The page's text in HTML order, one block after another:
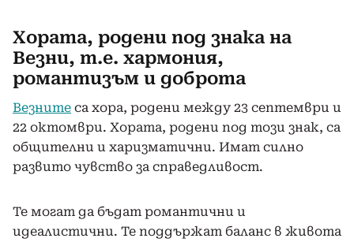
Хората, родени под знака на
Везни, т.е. хармония,
романтизъм и доброта
Везните са хора, родени между 23 септември и
22 октомври. Хората, родени под този знак, са
общителни и харизматични. Имат силно
развито чувство за справедливост.
Те могат да бъдат романтични и
идеалистични. Те поддържат баланс в живота